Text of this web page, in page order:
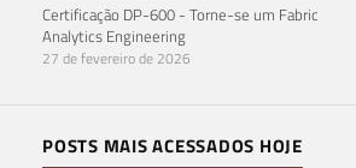
Certificação DP-600 - Torne-se um Fabric
Analytics Engineering
27 de fevereiro de 2026
POSTS MAIS ACESSADOS HOJE